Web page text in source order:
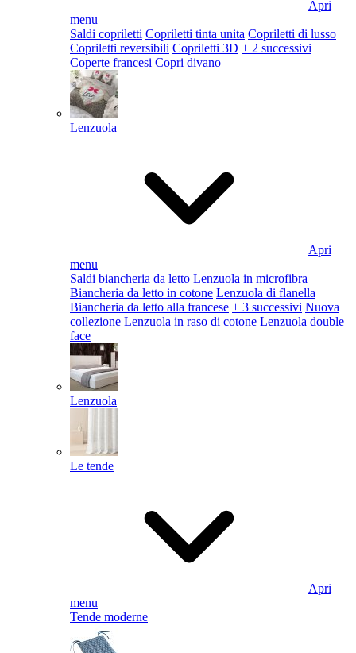
Apri
menu
Saldi copriletti Copriletti tinta unita Copriletti di lusso
Copriletti reversibili Copriletti 3D + 2 successivi
Coperte francesi Copri divano
Lenzuola
Apri
menu
Saldi biancheria da letto Lenzuola in microfibra
Biancheria da letto in cotone Lenzuola di flanella
Biancheria da letto alla francese + 3 successivi Nuova
collezione Lenzuola in raso di cotone Lenzuola double
face
Lenzuola
Le tende
Apri
menu
Tende moderne